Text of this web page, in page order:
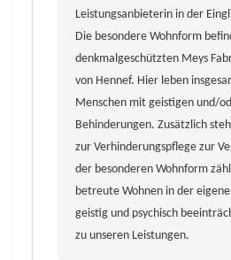
Leistungsanbieterin in der
Die besondere Wohnform
denkmalgeschützten Meys
von Hennef. Hier leben
Menschen mit geistigen und/
Behinderungen. Zusätzlich
zur Verhinderungspflege zur
der besonderen Wohnform
betreute Wohnen in der
geistig und psychisch
zu unseren Leistungen.